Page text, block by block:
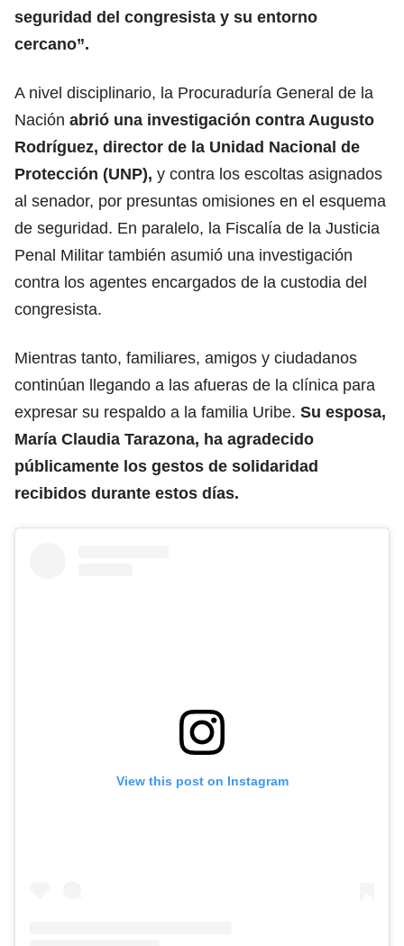
seguridad del congresista y su entorno
cercano”.
A nivel disciplinario, la Procuraduría General de la
Nación abrió una investigación contra Augusto
Rodríguez, director de la Unidad Nacional de
Protección (UNP), y contra los escoltas asignados
al senador, por presuntas omisiones en el esquema
de seguridad. En paralelo, la Fiscalía de la Justicia
Penal Militar también asumió una investigación
contra los agentes encargados de la custodia del
congresista.
Mientras tanto, familiares, amigos y ciudadanos
continúan llegando a las afueras de la clínica para
expresar su respaldo a la familia Uribe. Su esposa,
María Claudia Tarazona, ha agradecido
públicamente los gestos de solidaridad
recibidos durante estos días.
View this post on Instagram